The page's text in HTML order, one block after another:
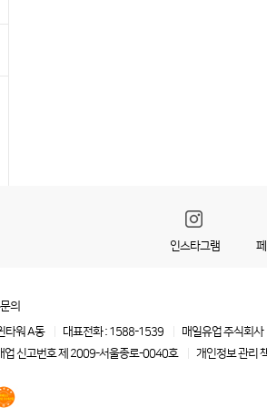
인스타그램
의
타워 A동
대표전화 : 1588-1539 매일유업 주식회사
업 신고번호 제 2009-서울종로-0040호 개인정보 관리